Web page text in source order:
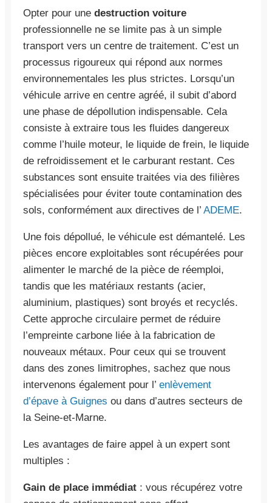
Opter pour une destruction voiture
professionnelle ne se limite pas à un simple
transport vers un centre de traitement. C’est un
processus rigoureux qui répond aux normes
environnementales les plus strictes. Lorsqu’un
véhicule arrive en centre agréé, il subit d’abord
une phase de dépollution indispensable. Cela
consiste à extraire tous les fluides dangereux
comme l’huile moteur, le liquide de frein, le liquide
de refroidissement et le carburant restant. Ces
substances sont ensuite traitées via des filières
spécialisées pour éviter toute contamination des
sols, conformément aux directives de l’ ADEME.
Une fois dépollué, le véhicule est démantelé. Les
pièces encore exploitables sont récupérées pour
alimenter le marché de la pièce de réemploi,
tandis que les matériaux restants (acier,
aluminium, plastiques) sont broyés et recyclés.
Cette approche circulaire permet de réduire
l’empreinte carbone liée à la fabrication de
nouveaux métaux. Pour ceux qui se trouvent
dans des zones limitrophes, sachez que nous
intervenons également pour l’ enlèvement
d’épave à Guignes ou dans d’autres secteurs de
la Seine-et-Marne.
Les avantages de faire appel à un expert sont
multiples :
Gain de place immédiat : vous récupérez votre